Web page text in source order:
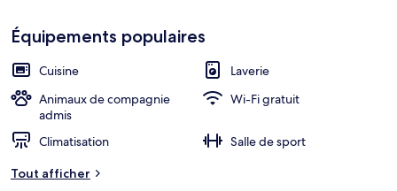
Équipements populaires
Cuisine
Laverie
Animaux de compagnie
admis
Wi-Fi gratuit
Climatisation
Salle de sport
Tout afficher